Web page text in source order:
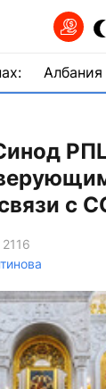
Албания
с
2116